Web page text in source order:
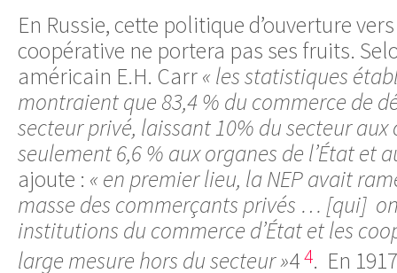
En Russie, cette politique d’ouverture
coopérative ne portera pas ses fruits.
américain E.H. Carr« les statistiques
montraient que 83,4 % du commerce de
secteur privé, laissant 10% du secteur
seulement 6,6 % aux organes de l’État et
ajoute : « en premier lieu, la NEP avait
masse des commerçants privés … [qui]
institutions du commerce d’État et les
large mesure hors du secteur »44. En